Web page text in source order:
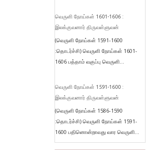
வெருளி நோய்கள் 1601-1606 :
இலக்குவனார் திருவள்ளுவன்
(வெருளி நோய்கள் 1591-1600
:தொடர்ச்சி) வெருளி நோய்கள் 1601-
1606 பத்தாம் வகுப்பு வெருளி...
வெருளி நோய்கள் 1591-1600 :
இலக்குவனார் திருவள்ளுவன்
(வெருளி நோய்கள் 1586-1590
:தொடர்ச்சி) வெருளி நோய்கள் 1591-
1600 பதினொன்றாவது வார வெருளி...